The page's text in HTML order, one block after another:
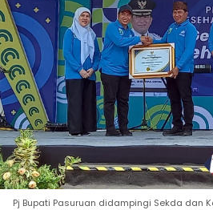
Pj Bupati Pasuruan didampingi Sekda dan